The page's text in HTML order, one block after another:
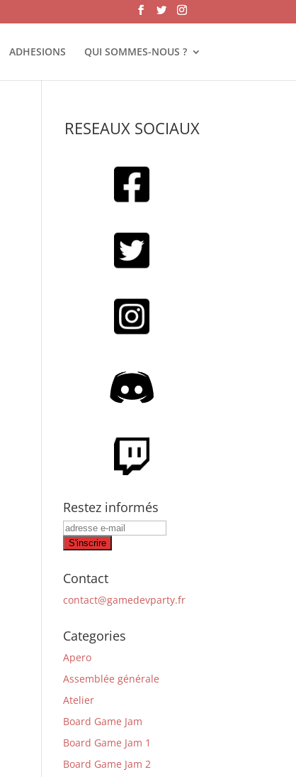
ADHESIONS QUI SOMMES-NOUS ?
RESEAUX SOCIAUX
Restez informés
Contact
contact@gamedevparty.fr
Categories
Apero
Assemblée générale
Atelier
Board Game Jam
Board Game Jam 1
Board Game Jam 2